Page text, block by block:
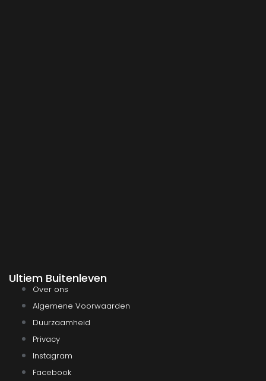
Ultiem Buitenleven
Over ons
Algemene Voorwaarden
Duurzaamheid
Privacy
Instagram
Facebook